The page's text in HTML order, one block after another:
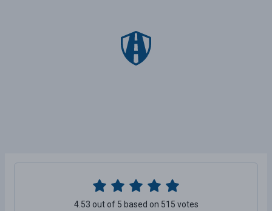
4.53 out of 5 based on 515 votes